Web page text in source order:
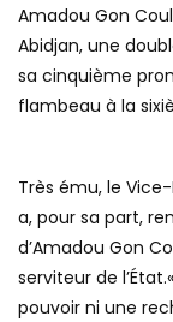
Amadou Gon
Abidjan, une
sa cinquième
flambeau à la
Très ému, le
a, pour sa part,
d’Amadou Gon
serviteur de
pouvoir ni une